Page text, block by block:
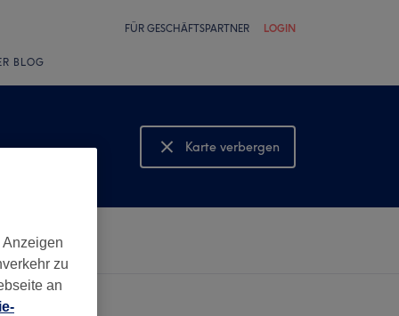
FÜR GESCHÄFTSPARTNER LOGIN
BLOG
Karte verbergen
Karte anzeigen
zu
an